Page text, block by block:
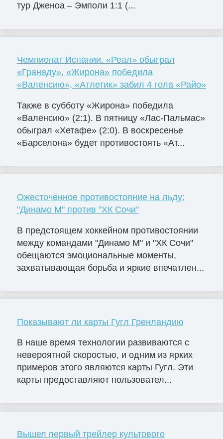
тур Дженоа – Эмполи 1:1 (...
Чемпионат Испании. «Реал» обыграл
«Гранаду», «Жирона» победила
«Валенсию», «Атлетик» забил 4 гола «Райо»
Также в субботу «Жирона» победила
«Валенсию» (2:1). В пятницу «Лас-Пальмас»
обыграл «Хетафе» (2:0). В воскресенье
«Барселона» будет противостоять «Ат...
Ожесточенное противостояние на льду:
"Динамо М" против "ХК Сочи"
В предстоящем хоккейном противостоянии
между командами "Динамо М" и "ХК Сочи"
обещаются эмоциональные моменты,
захватывающая борьба и яркие впечатлен...
Показывают ли карты Гугл Гренландию
В наше время технологии развиваются с
невероятной скоростью, и одним из ярких
примеров этого являются карты Гугл. Эти
карты предоставляют пользовател...
Вышел первый трейлер культового